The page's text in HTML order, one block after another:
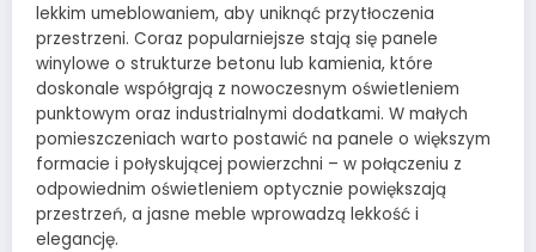
lekkim umeblowaniem, aby uniknąć przytłoczenia
przestrzeni. Coraz popularniejsze stają się panele
winylowe o strukturze betonu lub kamienia, które
doskonale współgrają z nowoczesnym oświetleniem
punktowym oraz industrialnymi dodatkami. W małych
pomieszczeniach warto postawić na panele o większym
formacie i połyskującej powierzchni – w połączeniu z
odpowiednim oświetleniem optycznie powiększają
przestrzeń, a jasne meble wprowadzą lekkość i
elegancję.